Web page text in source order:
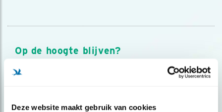
Deze website maakt gebruik van cookies
Op de hoogte blijven?
Meld je aan en ontvang nieuws, inspiratie, acties en tips
over vogels en activiteiten van Vogelbescherming.